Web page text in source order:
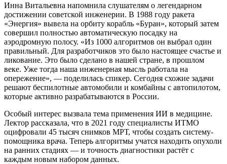
Инна Витальевна напомнила слушателям о легендарном
достижении советской инженерии. В 1988 году ракета
«Энергия» вывела на орбиту корабль «Буран», который затем
совершил полностью автоматическую посадку на
аэродромную полосу. «Из 1000 алгоритмов он выбрал один
правильный. Для разработчиков это было настоящее счастье и
ликование. Это было сделано в нашей стране, в прошлом
веке. Уже тогда наша инженерная мысль работала на
опережение», — поделилась спикер. Сегодня схожие задачи
решают беспилотные автомобили и комбайны с автопилотом,
которые активно разрабатываются в России.
Особый интерес вызвала тема применения ИИ в медицине.
Лектор рассказала, что в 2021 году специалисты ИТМО
оцифровали 45 тысяч снимков МРТ, чтобы создать систему-
помощника врача. Теперь алгоритмы учатся находить опухоли
на ранних стадиях — и точность диагностики растёт с
каждым новым набором данных.